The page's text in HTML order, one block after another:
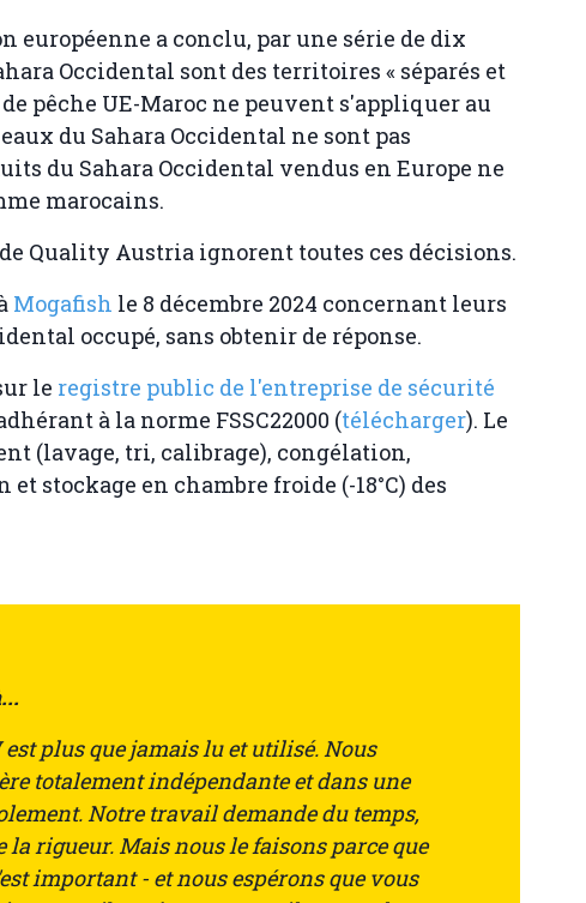
européenne a conclu, par une série de dix
Occidental sont des territoires « séparés et
pêche UE-Maroc ne peuvent s'appliquer au
du Sahara Occidental ne sont pas
du Sahara Occidental vendus en Europe ne
marocains.
Quality Austria ignorent toutes ces décisions.
Mogafish le 8 décembre 2024 concernant leurs
occupé, sans obtenir de réponse.
le registre public de l'entreprise de sécurité
à la norme FSSC22000 (télécharger). Le
(lavage, tri, calibrage), congélation,
stockage en chambre froide (-18°C) des
plus que jamais lu et utilisé. Nous
totalement indépendante et dans une
Notre travail demande du temps,
la rigueur. Mais nous le faisons parce que
important - et nous espérons que vous